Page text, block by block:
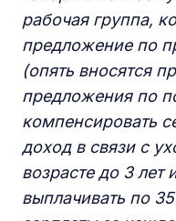
рабочая группа,
предложение по
(опять вносятся
предложения по
компенсировать
доход в связи с
возрасте до 3 лет
выплачивать по